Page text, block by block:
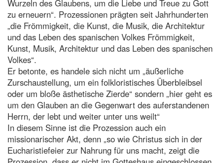
Wurzeln des Glaubens, um die Liebe und Treue zu Gott
zu erneuern“. Prozessionen prägten seit Jahrhunderten
„die Frömmigkeit, die Kunst, die Musik, die Architektur
und das Leben des spanischen Volkes Frömmigkeit,
Kunst, Musik, Architektur und das Leben des spanischen
Volkes“.
Er betonte, es handele sich nicht um „äußerliche
Zurschaustellung, um ein folkloristisches Überbleibsel
oder um bloße ästhetische Zierde“ sondern „hier geht es
um den Glauben an die Gegenwart des auferstandenen
Herrn, der lebt und weiter unter uns weilt“
In diesem Sinne ist die Prozession auch ein
missionarischer Akt, denn „so wie Christus sich in der
Eucharistiefeier zur Nahrung für uns macht, zeigt die